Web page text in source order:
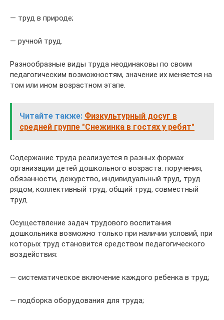
— труд в природе;
— ручной труд.
Разнообразные виды труда неодинаковы по своим
педагогическим возможностям, значение их меняется на
том или ином возрастном этапе.
Читайте также: Физкультурный досуг в
средней группе "Снежинка в гостях у ребят"
Содержание труда реализуется в разных формах
организации детей дошкольного возраста: поручения,
обязанности, дежурство, индивидуальный труд, труд
рядом, коллективный труд, общий труд, совместный
труд.
Осуществление задач трудового воспитания
дошкольника возможно только при наличии условий, при
которых труд становится средством педагогического
воздействия:
— систематическое включение каждого ребенка в труд;
— подборка оборудования для труда;